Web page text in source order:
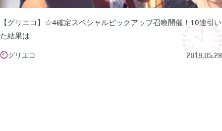
【グリエコ】☆4確定スペシャルピックアップ召喚開催！10連引い
た結果は
グリエコ 2019.05.28
 マインクラフトダンジョンズ 1
 プレイステーション 24